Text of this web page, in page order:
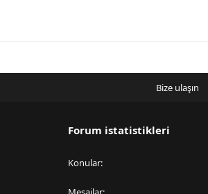
Bize ulaşın
Forum istatistikleri
Konular